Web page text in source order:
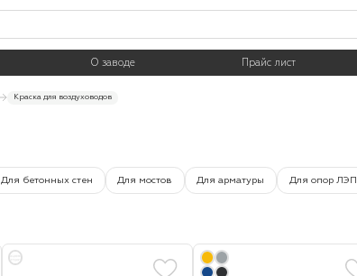
О заводе Прайс лист
Краска для воздуховодов
Для бетонных стен Для мостов Для арматуры Для опор ЛЭП
Тара